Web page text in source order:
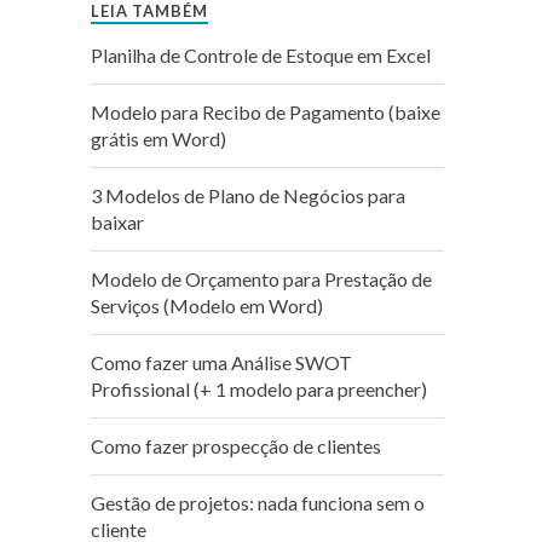
LEIA TAMBÉM
Planilha de Controle de Estoque em Excel
Modelo para Recibo de Pagamento (baixe
grátis em Word)
3 Modelos de Plano de Negócios para
baixar
Modelo de Orçamento para Prestação de
Serviços (Modelo em Word)
Como fazer uma Análise SWOT
Profissional (+ 1 modelo para preencher)
Como fazer prospecção de clientes
Gestão de projetos: nada funciona sem o
cliente